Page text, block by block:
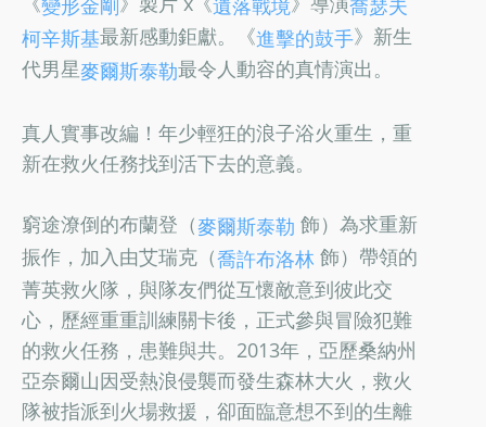
變形金剛 遺落戰境
喬瑟夫
柯辛斯基最新感動鉅獻。《進擊的鼓手》新生
代男星麥爾斯泰勒最令人動容的真情演出。
真人實事改編！年少輕狂的浪子浴火重生，重
新在救火任務找到活下去的意義。
窮途潦倒的布蘭登（麥爾斯泰勒 飾）為求重新
振作，加入由艾瑞克（喬許布洛林 飾）帶領的
菁英救火隊，與隊友們從互懷敵意到彼此交
心，歷經重重訓練關卡後，正式參與冒險犯難
的救火任務，患難與共。2013年，亞歷桑納州
亞奈爾山因受熱浪侵襲而發生森林大火，救火
隊被指派到火場救援，卻面臨意想不到的生離